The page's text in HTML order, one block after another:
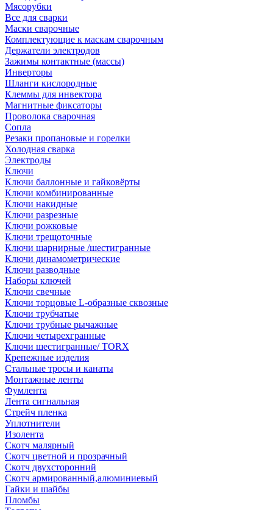
Мясорубки
Все для сварки
Маски сварочные
Комплектующие к маскам сварочным
Держатели электродов
Зажимы контактные (массы)
Инверторы
Шланги кислородные
Клеммы для инвектора
Магнитные фиксаторы
Проволока сварочная
Сопла
Резаки пропановые и горелки
Холодная сварка
Электроды
Ключи
Ключи баллонные и гайковёрты
Ключи комбинированные
Ключи накидные
Ключи разрезные
Ключи рожковые
Ключи трещоточные
Ключи шарнирные /шестигранные
Ключи динамометрические
Ключи разводные
Наборы ключей
Ключи свечные
Ключи торцовые L-образные сквозные
Ключи трубчатые
Ключи трубные рычажные
Ключи четырехгранные
Ключи шестигранные/ TORX
Крепежные изделия
Стальные тросы и канаты
Монтажные ленты
Фумлента
Лента сигнальная
Стрейч пленка
Уплотнители
Изолента
Скотч малярный
Скотч цветной и прозрачный
Скотч двухсторонний
Скотч армированный,алюминиевый
Гайки и шайбы
Пломбы